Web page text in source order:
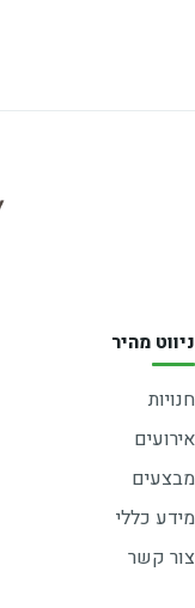
ניווט מהיר
חנויות
אירועים
מבצעים
מידע כללי
צור קשר